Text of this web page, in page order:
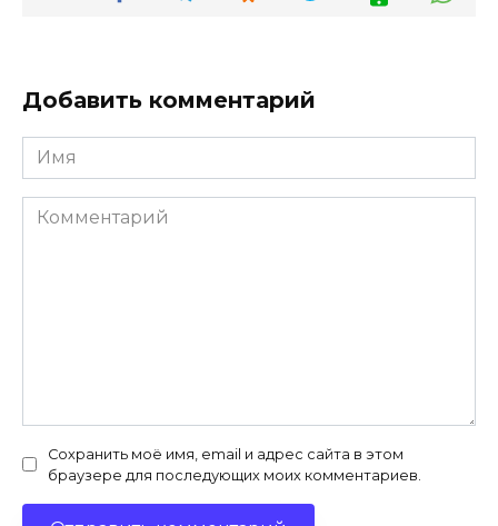
Добавить комментарий
Имя
*
Комментарий
Сохранить моё имя, email и адрес сайта в этом
браузере для последующих моих комментариев.